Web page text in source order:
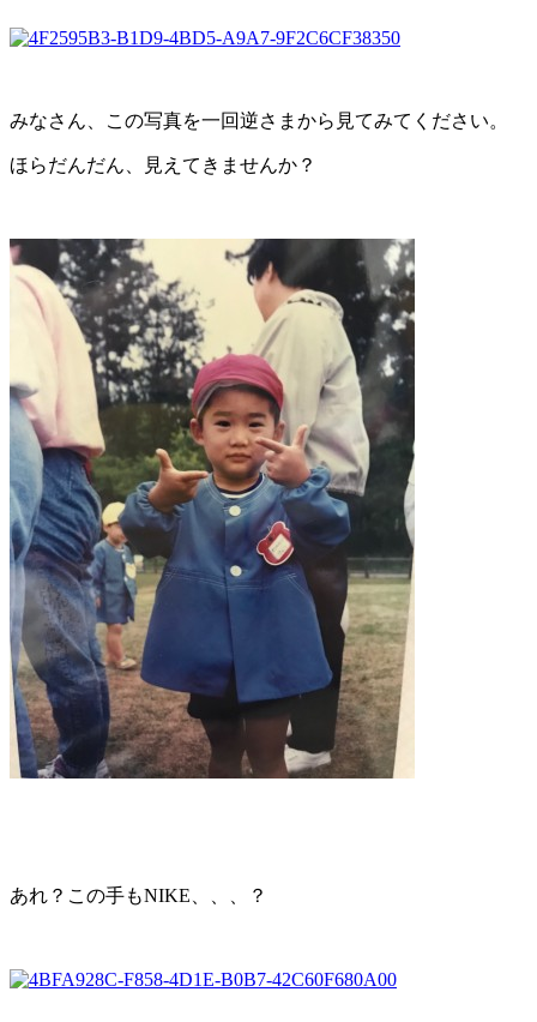
みなさん、この写真を一回逆さまから見てみてください。
ほらだんだん、見えてきませんか？
あれ？この手もNIKE、、、？